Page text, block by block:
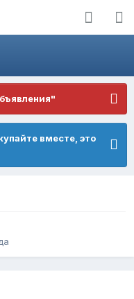
вместе, это